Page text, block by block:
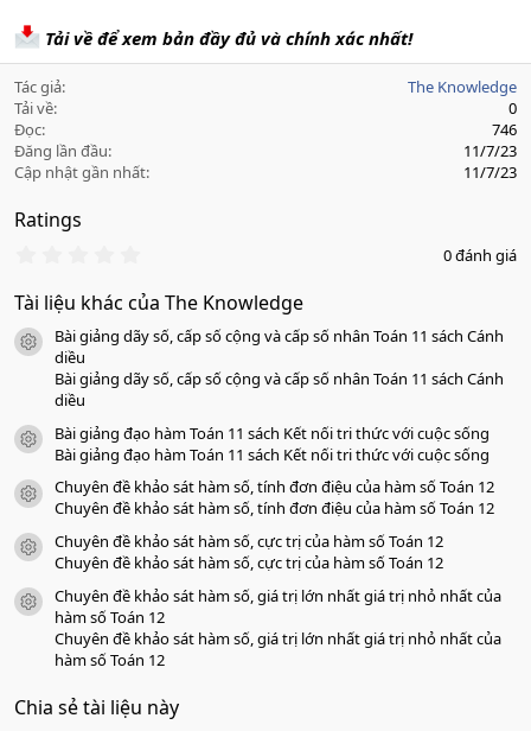
Tải về để xem bản đầy đủ và chính xác nhất!
Tác giả
The Knowledge
Tải về
0
Đọc
746
Đăng lần đầu
11/7/23
Cập nhật gần nhất
11/7/23
Ratings
0
0
a
0 đánh giá
Tài liệu khác của The Knowledge
icon tài liệu
Bài giảng dãy số, cấp số cộng và cấp số nhân Toán 11 sách Cánh
diều
Bài giảng dãy số, cấp số cộng và cấp số nhân Toán 11 sách Cánh
diều
icon tài liệu
Bài giảng đạo hàm Toán 11 sách Kết nối tri thức với cuộc sống
Bài giảng đạo hàm Toán 11 sách Kết nối tri thức với cuộc sống
icon tài liệu
Chuyên đề khảo sát hàm số, tính đơn điệu của hàm số Toán 12
Chuyên đề khảo sát hàm số, tính đơn điệu của hàm số Toán 12
icon tài liệu
Chuyên đề khảo sát hàm số, cực trị của hàm số Toán 12
Chuyên đề khảo sát hàm số, cực trị của hàm số Toán 12
icon tài liệu
Chuyên đề khảo sát hàm số, giá trị lớn nhất giá trị nhỏ nhất của
hàm số Toán 12
Chuyên đề khảo sát hàm số, giá trị lớn nhất giá trị nhỏ nhất của
hàm số Toán 12
Chia sẻ tài liệu này